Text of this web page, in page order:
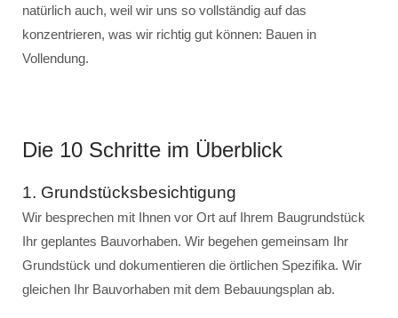
natürlich auch, weil wir uns so vollständig auf das
konzentrieren, was wir richtig gut können: Bauen in
Vollendung.
Die 10 Schritte im Überblick
1. Grundstücksbesichtigung
Wir besprechen mit Ihnen vor Ort auf Ihrem Baugrundstück
Ihr geplantes Bauvorhaben. Wir begehen gemeinsam Ihr
Grundstück und dokumentieren die örtlichen Spezifika. Wir
gleichen Ihr Bauvorhaben mit dem Bebauungsplan ab.